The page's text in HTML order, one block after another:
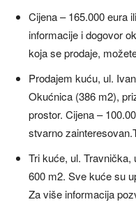
Cijena – 165.000 eura
informacije i dogovor
koja se prodaje,
Prodajem kuću, ul.
Okućnica (386 m2),
prostor. Cijena –
stvarno
Tri kuće, ul.
600 m2. Sve kuće su
Za više informacija